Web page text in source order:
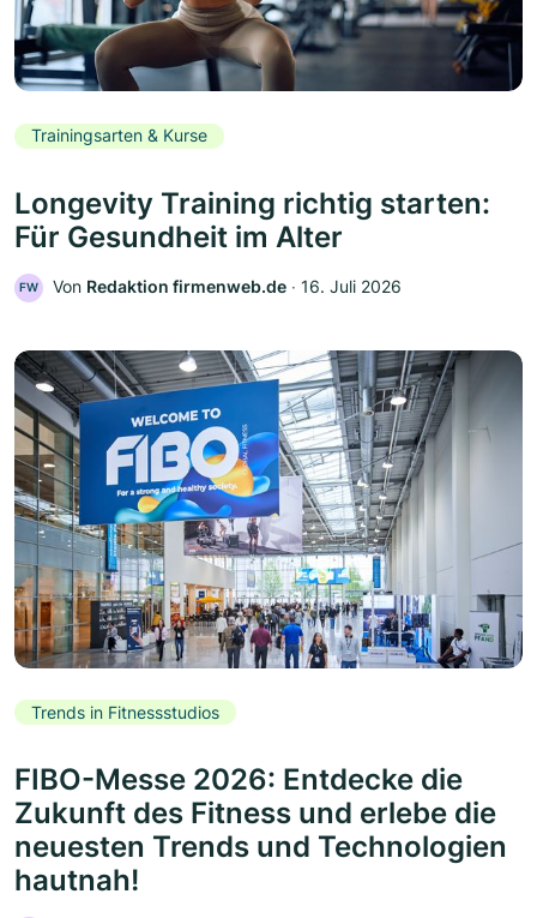
Trainingsarten & Kurse
Longevity Training richtig starten:
Für Gesundheit im Alter
FW Von Redaktion firmenweb.de ‧ 16. Juli 2026
Trends in Fitnessstudios
FIBO-Messe 2026: Entdecke die
Zukunft des Fitness und erlebe die
neuesten Trends und Technologien
hautnah!